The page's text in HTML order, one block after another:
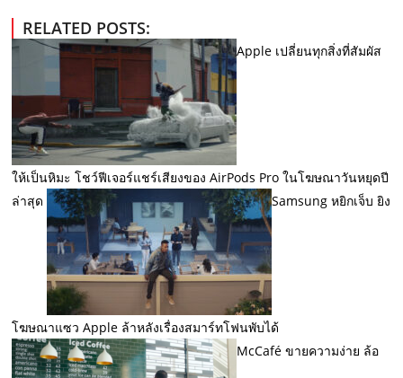
RELATED POSTS:
Apple เปลี่ยนทุกสิ่งที่สัมผัส
ให้เป็นหิมะ โชว์ฟีเจอร์แชร์เสียงของ AirPods Pro ในโฆษณาวันหยุดปี
ล่าสุด
Samsung หยิกเจ็บ ยิง
โฆษณาแซว Apple ล้าหลังเรื่องสมาร์ทโฟนพับได้
McCafé ขายความง่าย ล้อ